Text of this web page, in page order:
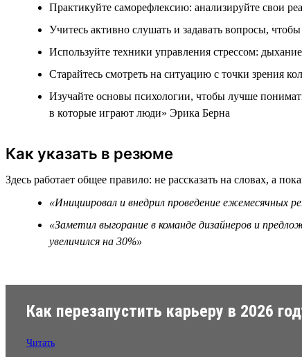
Практикуйте саморефлексию: анализируйте свои
Учитесь активно слушать и задавать вопросы,
Используйте техники управления стрессом:
Старайтесь смотреть на ситуацию с точки зрения
Изучайте основы психологии, чтобы лучше
в которые играют люди» Эрика Берна
Как указать в резюме
Здесь работает общее правило: не рассказать на словах, а
«Инициировал и внедрил проведение ежемесячных
«Заметил выгорание в команде дизайнеров и
увеличился на 30%»
Как перезапустить карьеру в 2026
Читать